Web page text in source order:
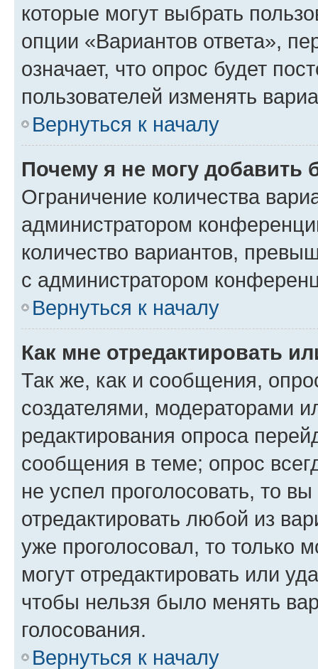
которые могут выбрать
опции «Вариантов ответа»,
означает, что опрос будет
пользователей изменять
Вернуться к началу
Почему я не могу добавить
Ограничение количества
администратором
количество вариантов,
с администратором
Вернуться к началу
Как мне отредактировать
Так же, как и сообщения,
создателями, модераторами
редактирования опроса
сообщения в теме; опрос
не успел проголосовать, то
отредактировать любой из
уже проголосовал, то только
могут отредактировать или
чтобы нельзя было менять
голосования.
Вернуться к началу